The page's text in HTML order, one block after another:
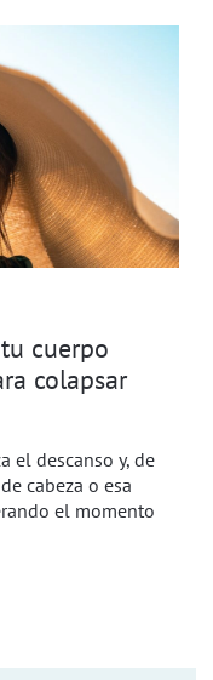
cuerpo
colapsar
el descanso y, de
cabeza o esa
el momento